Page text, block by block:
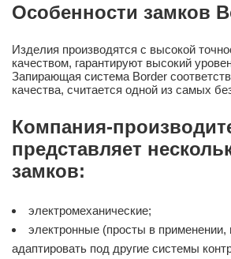
Особенности замков
Изделия производятся с высокой
качеством, гарантируют высокий
Запирающая система Border
качества, считается одной из самых
Компания-
представляет
замков:
электромеханические;
электронные (просты в применении,
адаптировать под другие системы